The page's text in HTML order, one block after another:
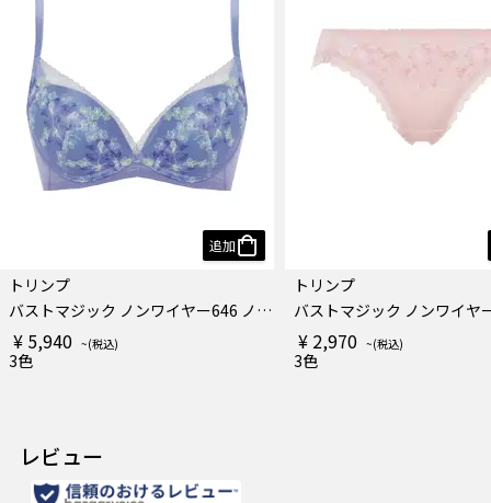
追加
トリンプ
バストマジック ノンワイヤー646 ノンワイヤーブラジャー
¥ 5,940
3色
トリンプ
¥ 2,970
3色